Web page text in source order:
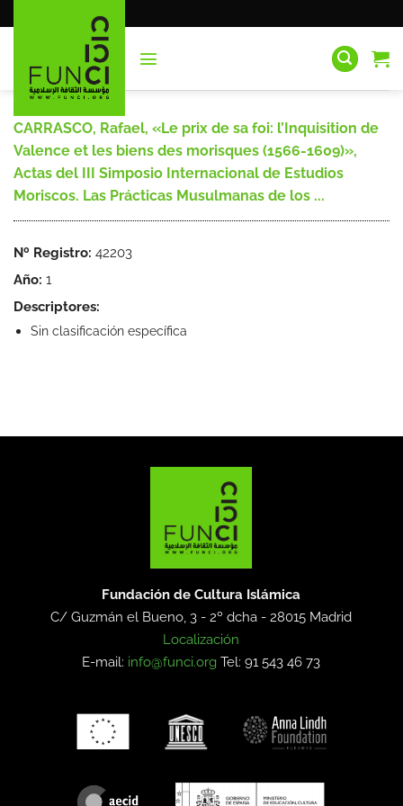
al
CARRASCO, Rafael, «Le prix de sa foi: l’Inquisition de
Valence et les biens des morisques (1566-1609)»,
Actas del III Simposio Internacional de Estudios
Moriscos. Las Prácticas Musulmanas de los ...
Nº Registro: 42203
Año: 1
Descriptores:
Sin clasificación específica
Fundación de Cultura Islámica
C/ Guzmán el Bueno, 3 - 2º dcha -28015 Madrid
Localización
E-mail: info@funci.org Tel: 91 543 46 73